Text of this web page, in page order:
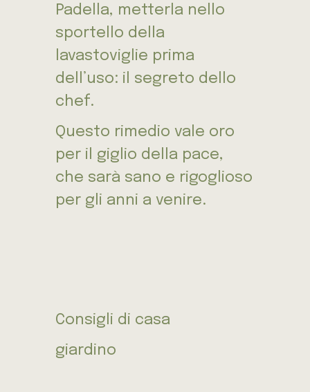
Padella, metterla nello
sportello della
lavastoviglie prima
dell’uso: il segreto dello
chef.
Questo rimedio vale oro
per il giglio della pace,
che sarà sano e rigoglioso
per gli anni a venire.
Consigli di casa
giardino